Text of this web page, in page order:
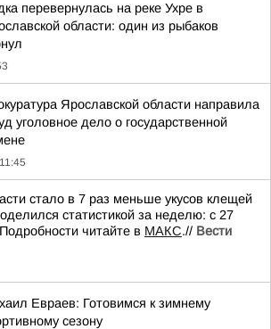
перевернулась на реке Ухре в
области: один из рыбаков
Ярославской области направила
уголовное дело о государственной
11:45
стало в 7 раз меньше укусов клещей
статистикой за неделю: с 27
читайте в МАКС.// Вести
Евраев: Готовимся к зимнему
сезону